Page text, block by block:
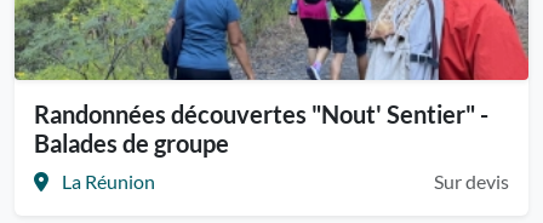
Randonnées découvertes "Nout' Sentier" -
Balades de groupe
La Réunion Sur devis